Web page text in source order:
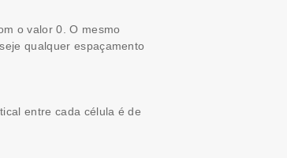
o valor 0. O mesmo
qualquer espaçamento
entre cada célula é de